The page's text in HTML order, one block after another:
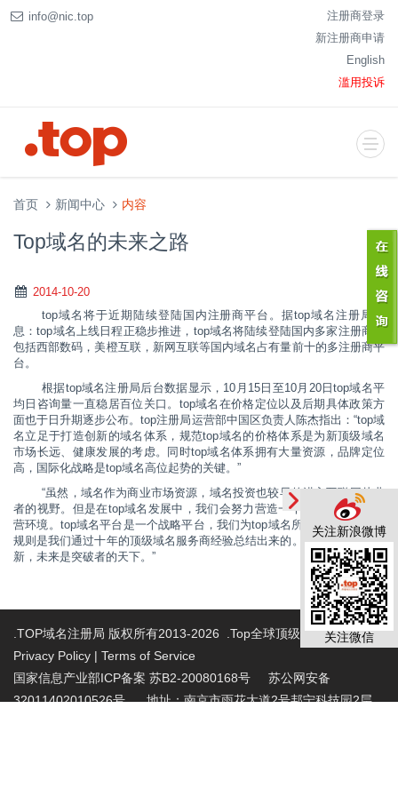
info@nic.top
注册商登录
新注册商申请
English
滥用投诉
关注新浪微博
关注微信
首页 新闻中心 内容
Top域名的未来之路
2014-10-20
top域名将于近期陆续登陆国内注册商平台。据top域名注册局确
息：top域名上线日程正稳步推进， top域名将陆续登陆国内多家注册商，
包括西部数码，美橙互联，新网互联等国内域名占有量前十的多注册商平
台。
根据top域名注册局后台数据显示， 10 月 15 日至10月 20日top域名平
均日咨询量一直稳居百位关口。 top域名在价格定位以及后期具体政策方
面也于日升期逐步公布。top注册局运营部中国区负责人陈杰指出：“top域
名立足于打造创新的域名体系，规范top域名的价格体系是为新顶级域名
市场长远、健康发展的考虑。同时top域名体系拥有大量资源，品牌定位
高，国际化战略是top域名高位起势的关键。”
“虽然，域名作为商业市场资源，域名投资也较早的进入互联网从业
者的视野。但是在top域名发展中，我们会努力营造一个健康的互联网经
营环境。 top域名平台是一个战略平台，我们为top域名所确立的各种商业
规则是我们通过十年的顶级域名服务商经验总结出来的。突破是时代的创
新，未来是突破者的天下。”
.TOP域名注册局 版权所有2013-2026 .Top全球顶级域名注册局
Privacy Policy | Terms of Service
国家信息产业部ICP备案 苏B2-20080168号 苏公网安备
32011402010526号 地址：南京市雨花大道2号邦宁科技园2层